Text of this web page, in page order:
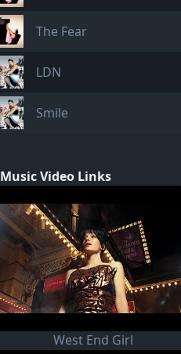
The Fear
LDN
Smile
Music Video Links
West End Girl